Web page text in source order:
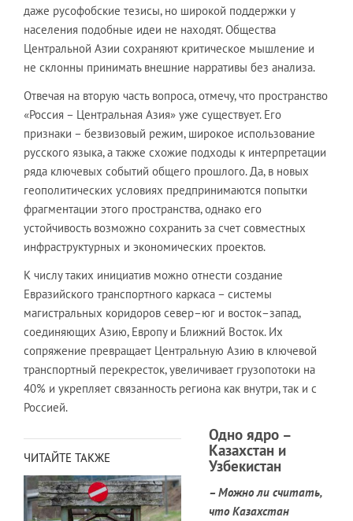
даже русофобские тезисы, но широкой поддержки у
населения подобные идеи не находят. Общества
Центральной Азии сохраняют критическое мышление и
не склонны принимать внешние нарративы без анализа.
Отвечая на вторую часть вопроса, отмечу, что пространство
«Россия – Центральная Азия» уже существует. Его
признаки – безвизовый режим, широкое использование
русского языка, а также схожие подходы к интерпретации
ряда ключевых событий общего прошлого. Да, в новых
геополитических условиях предпринимаются попытки
фрагментации этого пространства, однако его
устойчивость возможно сохранить за счет совместных
инфраструктурных и экономических проектов.
К числу таких инициатив можно отнести создание
Евразийского транспортного каркаса – системы
магистральных коридоров север–юг и восток–запад,
соединяющих Азию, Европу и Ближний Восток. Их
сопряжение превращает Центральную Азию в ключевой
транспортный перекресток, увеличивает грузопотоки на
40% и укрепляет связанность региона как внутри, так и с
Россией.
ЧИТАЙТЕ ТАКЖЕ
Одно ядро –
Казахстан и
Узбекистан
– Можно ли считать,
что Казахстан